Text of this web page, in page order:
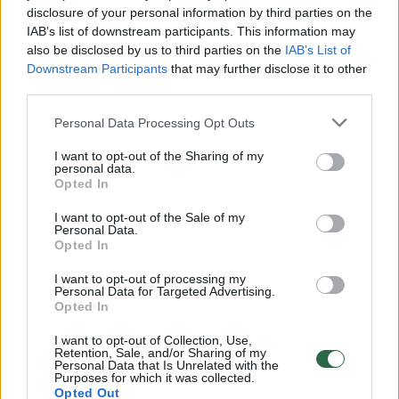
disclosure of your personal information by third parties on the
IAB’s list of downstream participants. This information may
also be disclosed by us to third parties on the IAB’s List of
Downstream Participants that may further disclose it to other
Personal Data Processing Opt Outs
I want to opt-out of the Sharing of my
personal data.
Opted In
I want to opt-out of the Sale of my
Personal Data.
Opted In
I want to opt-out of processing my
Personal Data for Targeted Advertising.
Opted In
I want to opt-out of Collection, Use,
Retention, Sale, and/or Sharing of my
Personal Data that Is Unrelated with the
Purposes for which it was collected.
Opted Out
Vaizdai iš tragiškos avarijos Vilniaus r.: dviejų moterų ir
vaiko gyvybių išgelbėti nepavyko
Lietuvos diena
32 laipsnių šilumos
Žinios | Orai
V. Zalužno pasisakymą laiko bandymu įsitvirtinti
Ukrainos politikoje: jis yra neteisus
Laidos | Nauja diena
00:05:25
K. Prunskienės brolis prisiminė jaudinančią akimirką
prieš mirtį: „Tai buvo simbolinis mūsų pagerbimo